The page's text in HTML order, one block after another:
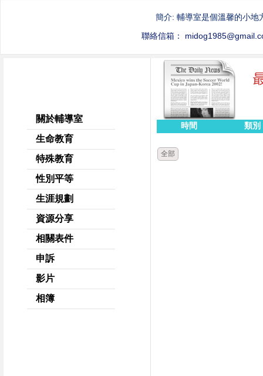
簡介: 輔導室是個溫馨的小地
聯絡信箱：
關於輔導室
生命教育
特殊教育
性別平等
生涯規劃
資源分享
相關表件
申訴
影片
相簿
時間 類別
全部